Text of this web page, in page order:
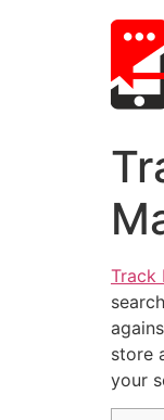
Track
store
your